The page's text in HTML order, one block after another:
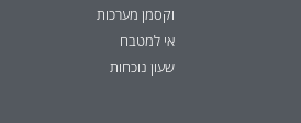
וקסמן מערכות
אי למטבח
שעון נוכחות